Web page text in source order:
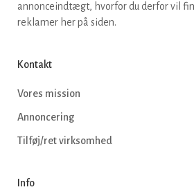
annonceindtægt, hvorfor du derfor vil
reklamer her på siden.
Kontakt
Vores mission
Annoncering
Tilføj/ret virksomhed
Info